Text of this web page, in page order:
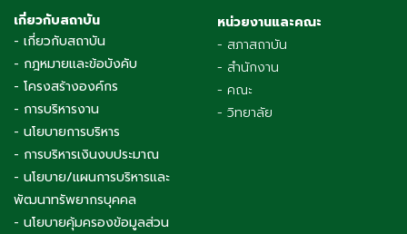
เกี่ยวกับสถาบัน
- เกี่ยวกับสถาบัน
- กฎหมายและข้อบังคับ
- โครงสร้างองค์กร
- การบริหารงาน
- นโยบายการบริหาร
- การบริหารเงินงบประมาณ
- นโยบาย/แผนการบริหารและ
พัฒนาทรัพยากรบุคคล
- นโยบายคุ้มครองข้อมูลส่วน
หน่วยงานและคณะ
- สภาสถาบัน
- สำนักงาน
- คณะ
- วิทยาลัย